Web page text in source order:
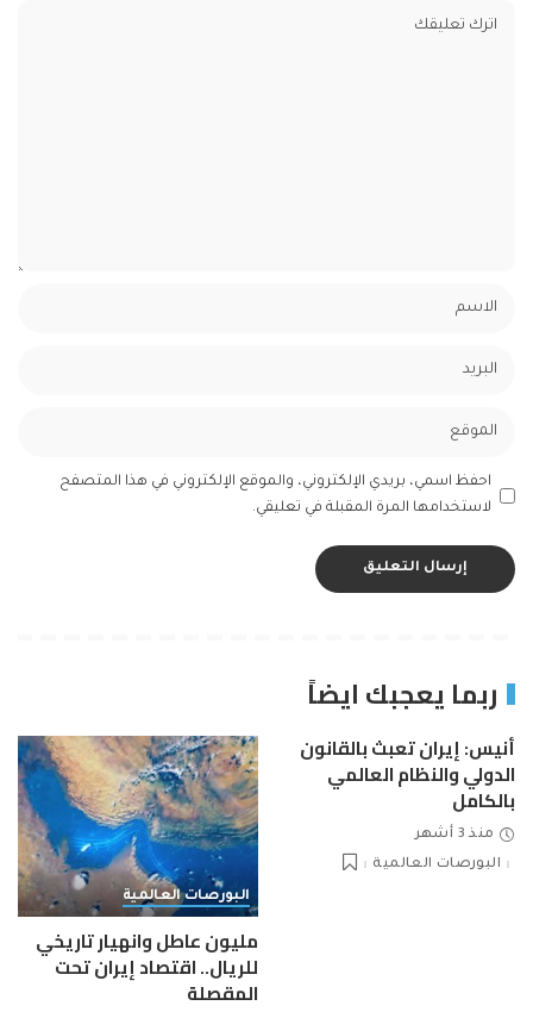
احفظ اسمي، بريدي الإلكتروني، والموقع الإلكتروني في هذا المتصفح
لاستخدامها المرة المقبلة في تعليقي.
ربما يعجبك ايضاً
أنيس: إيران تعبث بالقانون
الدولي والنظام العالمي
بالكامل
منذ 3 أشهر
البورصات العالمية
البورصات العالمية
مليون عاطل وانهيار تاريخي
للريال.. اقتصاد إيران تحت
المقصلة